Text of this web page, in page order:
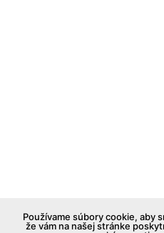
Používame súbory cookie, aby
že vám na našej stránke